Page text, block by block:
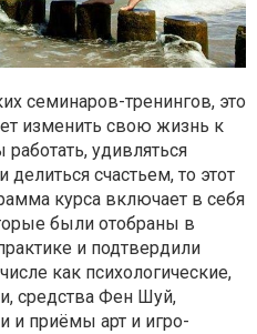
семинаров-тренингов, это
изменить свою жизнь к
удивляться
счастьем, то этот
курса включает в себя
были отобраны в
и подтвердили
как психологические,
средства Фен Шуй,
и приёмы арт и игро-